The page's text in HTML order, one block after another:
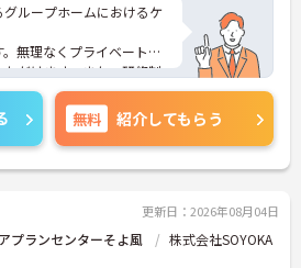
ループホームにおけるケ
無理なくプライベートを
だけます。また、研修制
ルアップが目指せます。
対策ポイントなど、さら
お気軽にご相談くださ
無料 紹介してもらう
更新日：2026年08月04日
プランセンターそよ風
株式会社SOYOKA